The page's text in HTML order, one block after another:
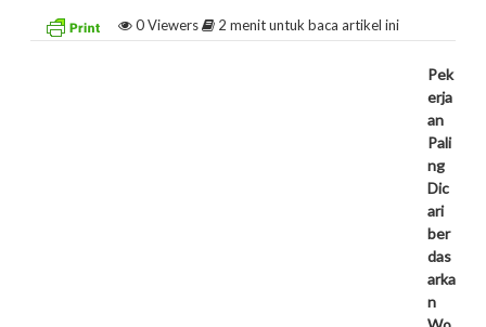
0Viewers 2 menit untuk baca artikel ini
Pek
erja
an
Pali
ng
Dic
ari
ber
das
arka
n